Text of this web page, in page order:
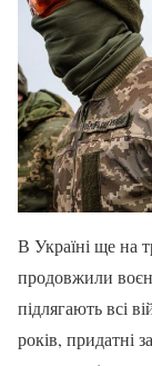
В Україні ще на
продовжили
підлягають всі
років, придатні